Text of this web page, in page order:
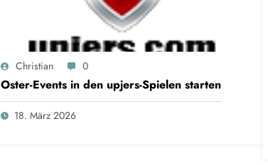
Christian 0
Oster-Events in den upjers-Spielen starten
18. März 2026